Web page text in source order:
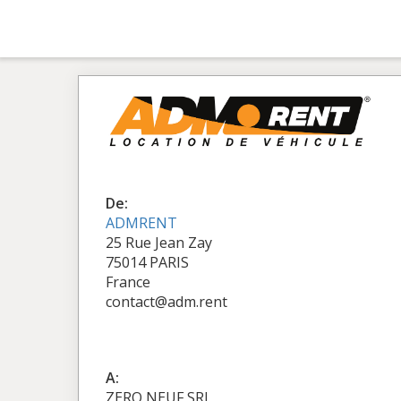
De:
ADMRENT
25 Rue Jean Zay
75014 PARIS
France
contact@adm.rent
A: